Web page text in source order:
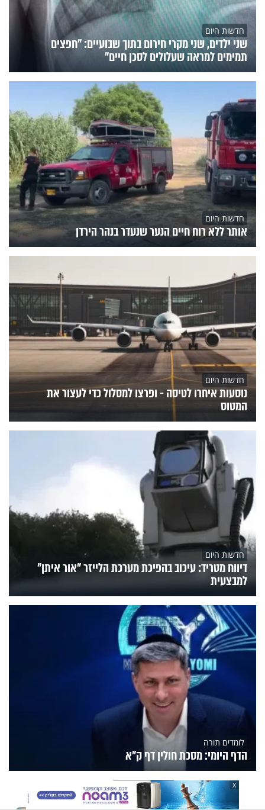
חדשות היום
שני ילדים, שני מקרי חירום בתוך שבועיים: "חפצים
תמימים למראה שעלולים לסכן חיים"
חדשות היום
אותר ללא רוח חיים הנער שנעדר בנהר הירדן
חדשות היום
נוסעות איחרו לטיסה - ופרצו למסלול כדי לעצור את
המטוס
חדשות היום
דיווח מטריד: עיכוב בהפיכת מערכת הלייזר "אור איתן"
למבצעית
לומדים תורה
הדף היומי: מסכת חולין דף ק"א
הנצפיםפעילות הידברותתוכניות הערוץ X